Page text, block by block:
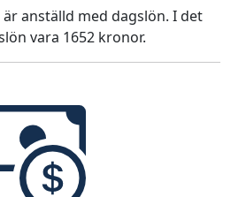
anställd med dagslön. I det
vara 1652 kronor.